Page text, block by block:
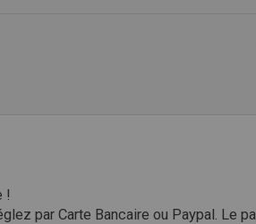
!
par Carte Bancaire ou Paypal. Le